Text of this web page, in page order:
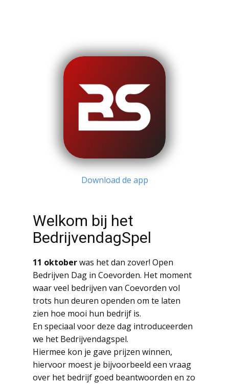
Download de app
Welkom bij het
BedrijvendagSpel
11 oktoberwas het dan zover! Open
Bedrijven Dag in Coevorden. Het moment
waar veel bedrijven van Coevorden vol
trots hun deuren openden om te laten
zien hoe mooi hun bedrijf is.
En speciaal voor deze dag introduceerden
we het Bedrijvendagspel.
Hiermee kon je gave prijzen winnen,
hiervoor moest je bijvoorbeeld een vraag
over het bedrijf goed beantwoorden en zo